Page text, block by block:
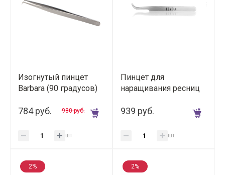
Изогнутый пинцет
Barbara (90 градусов)
784 руб. 980 руб.
шт
Пинцет для
наращивания ресниц
("Soft" мягкий)
939 руб.
шт
2% 2%